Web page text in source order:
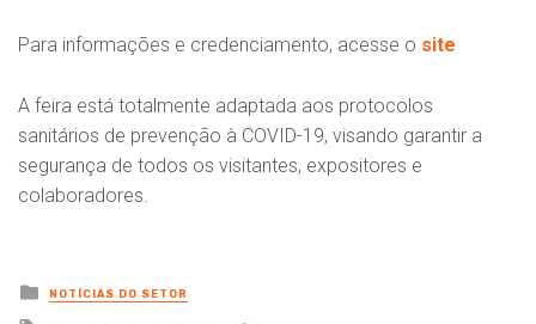
Para informações e credenciamento, acesse o site
A feira está totalmente adaptada aos protocolos
sanitários de prevenção à COVID-19, visando garantir a
segurança de todos os visitantes, expositores e
colaboradores.
Posted
in
NOTÍCIAS DO SETOR